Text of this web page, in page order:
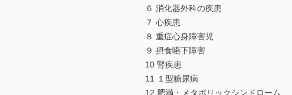
６ 消化器外科の疾患
７ 心疾患
８ 重症心身障害児
９ 摂食嚥下障害
10 腎疾患
11 １型糖尿病
12 肥満・メタボリックシンドローム